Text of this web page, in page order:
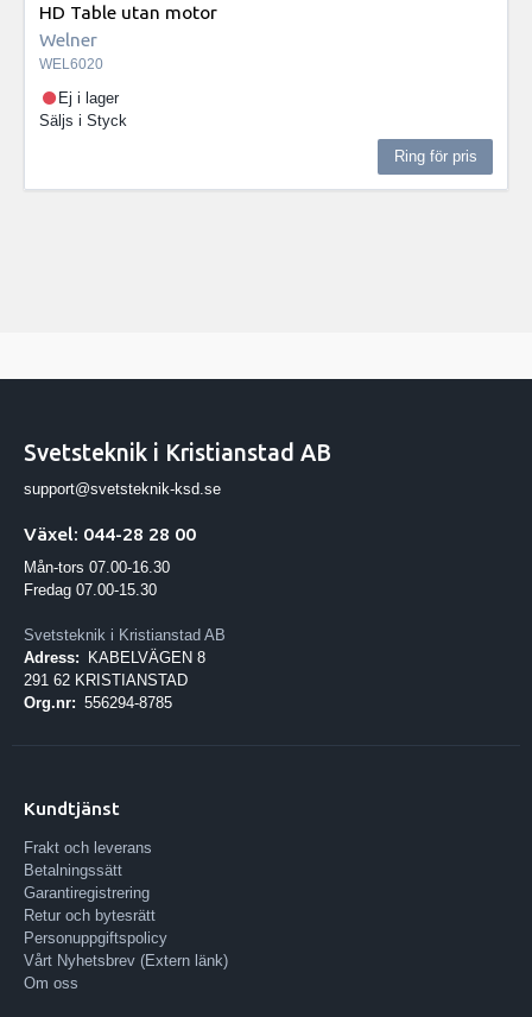
HD Table utan motor
Welner
WEL6020
Ej i lager
Säljs i Styck
Ring för pris
Svetsteknik i Kristianstad AB
support@svetsteknik-ksd.se
Växel: 044-28 28 00
Mån-tors 07.00-16.30
Fredag 07.00-15.30
Svetsteknik i Kristianstad AB
Adress:
KABELVÄGEN 8
291 62 KRISTIANSTAD
Org.nr: 556294-8785
Kundtjänst
Frakt och leverans
Betalningssätt
Garantiregistrering
Retur och bytesrätt
Personuppgiftspolicy
Vårt Nyhetsbrev (Extern länk)
Om oss